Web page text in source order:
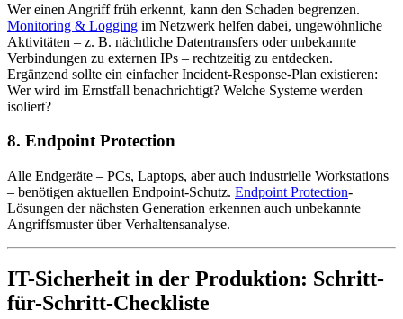
Wer einen Angriff früh erkennt, kann den Schaden begrenzen.
Monitoring & Logging im Netzwerk helfen dabei, ungewöhnliche
Aktivitäten – z. B. nächtliche Datentransfers oder unbekannte
Verbindungen zu externen IPs – rechtzeitig zu entdecken.
Ergänzend sollte ein einfacher Incident-Response-Plan existieren:
Wer wird im Ernstfall benachrichtigt? Welche Systeme werden
isoliert?
8. Endpoint Protection
Alle Endgeräte – PCs, Laptops, aber auch industrielle Workstations
– benötigen aktuellen Endpoint-Schutz. Endpoint Protection-
Lösungen der nächsten Generation erkennen auch unbekannte
Angriffsmuster über Verhaltensanalyse.
IT-Sicherheit in der Produktion: Schritt-
für-Schritt-Checkliste